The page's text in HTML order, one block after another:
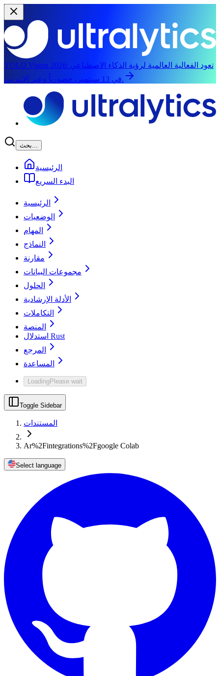
YOLO Vision 2026: تعود الفعالية العالمية لرؤية الذكاء الاصطناعي
في 13 سبتمبر، حضورياً وعبر الإنترنت.
بحث...
الرئيسية
البدء السريع
الرئيسية
الوضعيات
المهام
النماذج
مقارنة
مجموعات البيانات
الحلول
الأدلة الإرشادية
التكاملات
المنصة
استدلال Rust
المرجع
المساعدة
LoadingPlease wait
Toggle Sidebar
المستندات
Ar%2Fintegrations%2Fgoogle Colab
Select language